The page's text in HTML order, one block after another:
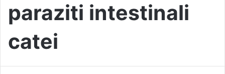
paraziti intestinali
catei